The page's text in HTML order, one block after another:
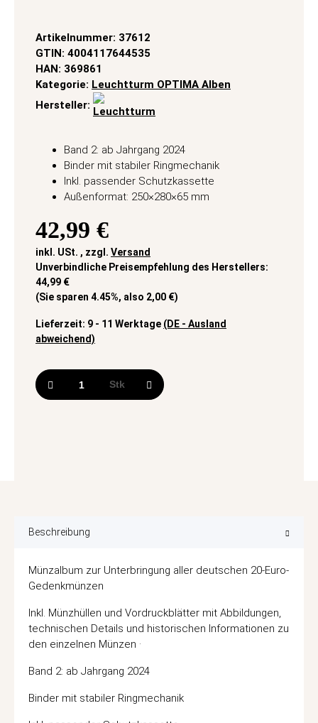
Artikelnummer: 37612
GTIN: 4004117644535
HAN: 369861
Kategorie: Leuchtturm OPTIMA Alben
Hersteller:
Band 2: ab Jahrgang 2024
Binder mit stabiler Ringmechanik
Inkl. passender Schutzkassette
Außenformat: 250×280×65 mm
42,99 €
inkl. USt. , zzgl. Versand
Unverbindliche Preisempfehlung des Herstellers:
44,99 €
(Sie sparen 4.45%, also 2,00 €)
Lieferzeit: 9 - 11 Werktage (DE - Ausland
abweichend)
Stk
Beschreibung
Münzalbum zur Unterbringung aller deutschen 20-Euro-
Gedenkmünzen
Inkl. Münzhüllen und Vordruckblätter mit Abbildungen,
technischen Details und historischen Informationen zu
den einzelnen Münzen ·
Band 2: ab Jahrgang 2024
Binder mit stabiler Ringmechanik